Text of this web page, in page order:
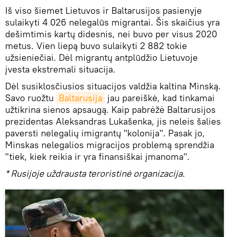
Iš viso šiemet Lietuvos ir Baltarusijos pasienyje
sulaikyti 4 026 nelegalūs migrantai. Šis skaičius yra
dešimtimis kartų didesnis, nei buvo per visus 2020
metus. Vien liepą buvo sulaikyti 2 882 tokie
užsieniečiai. Dėl migrantų antplūdžio Lietuvoje
įvesta ekstremali situacija.
Dėl susiklosčiusios situacijos valdžia kaltina Minską.
Savo ruožtu Baltarusija jau pareiškė, kad tinkamai
užtikrina sienos apsaugą. Kaip pabrėžė Baltarusijos
prezidentas Aleksandras Lukašenka, jis neleis šalies
paversti nelegalių imigrantų "kolonija". Pasak jo,
Minskas nelegalios migracijos problemą sprendžia
"tiek, kiek reikia ir yra finansiškai įmanoma".
* Rusijoje uždrausta teroristinė organizacija.